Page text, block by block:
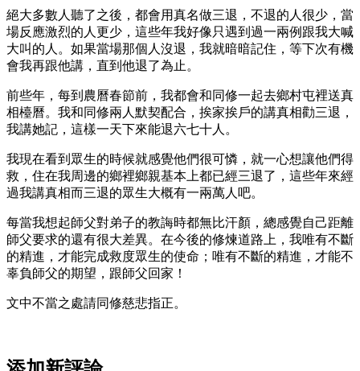
絕大多數人聽了之後，都會用真名做三退，不退的人很少，當
場反應激烈的人更少，這些年我好像只遇到過一兩例跟我大喊
大叫的人。如果當場那個人沒退，我就暗暗記住，等下次有機
會我再跟他講，直到他退了為止。
前些年，每到農曆春節前，我都會和同修一起去鄉村屯裡送真
相檯曆。我和同修兩人默契配合，挨家挨戶的講真相勸三退，
我講她記，這樣一天下來能退六七十人。
我現在看到眾生的時候就感覺他們很可憐，就一心想讓他們得
救，住在我周邊的鄉裡鄉親基本上都已經三退了，這些年來經
過我講真相而三退的眾生大概有一兩萬人吧。
每當我想起師父對弟子的教誨時都無比汗顏，總感覺自己距離
師父要求的還有很大差異。在今後的修煉道路上，我唯有不斷
的精進，才能完成救度眾生的使命；唯有不斷的精進，才能不
辜負師父的期望，跟師父回家！
文中不當之處請同修慈悲指正。